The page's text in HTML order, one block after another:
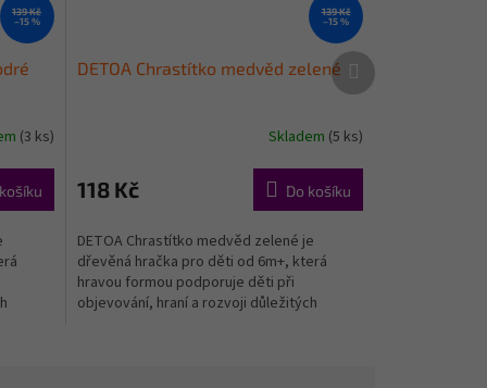
139 Kč
–15 %
(3 ks)
139 Kč
–15 %
DETOA Chrastítko medvěd zelené
Skladem (5 ks)
118 Kč Do košíku
DETOA Chrastítko medvěd zelené je
dřevěná hračka pro děti od 6m+, která
hravou formou podporuje děti při
objevování, hraní a rozvoji důležitých
Další
produkt